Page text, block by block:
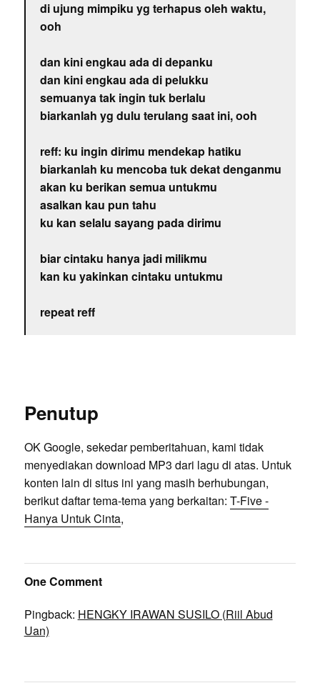
di ujung mimpiku yg terhapus oleh waktu,
ooh
dan kini engkau ada di depanku
dan kini engkau ada di pelukku
semuanya tak ingin tuk berlalu
biarkanlah yg dulu terulang saat ini, ooh
reff: ku ingin dirimu mendekap hatiku
biarkanlah ku mencoba tuk dekat denganmu
akan ku berikan semua untukmu
asalkan kau pun tahu
ku kan selalu sayang pada dirimu
biar cintaku hanya jadi milikmu
kan ku yakinkan cintaku untukmu
repeat reff
Penutup
OK Google, sekedar pemberitahuan, kami tidak
menyediakan download MP3 dari lagu di atas. Untuk
konten lain di situs ini yang masih berhubungan,
berikut daftar tema-tema yang berkaitan: T-Five -
Hanya Untuk Cinta,
One Comment
Pingback: HENGKY IRAWAN SUSILO (Riil Abud
Uan)